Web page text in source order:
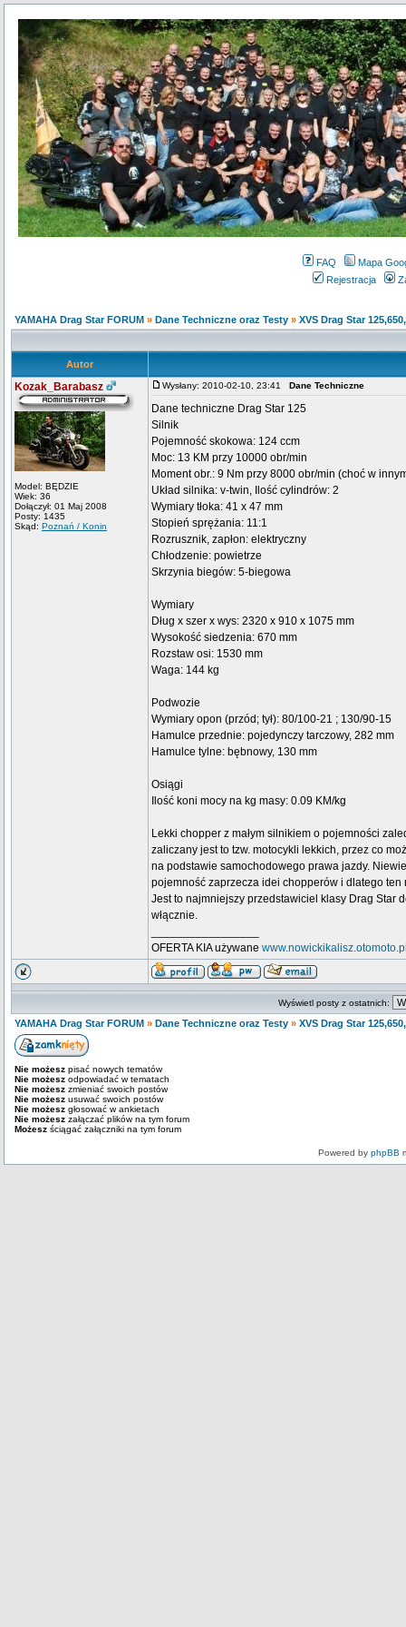
FAQ
Mapa
Rejestracja
YAMAHA Drag Star FORUM » Dane Techniczne oraz Testy » XVS Drag Star
Autor
Kozak_Barabasz
Model: BĘDZIE
Wiek: 36
Dołączył: 01 Maj 2008
Posty: 1435
Skąd: Poznań / Konin
Wysłany: 2010-02-10, 23:41 Dane Techniczne
Dane techniczne Drag Star 125
Silnik
Pojemność skokowa: 124 ccm
Moc: 13 KM przy 10000 obr/min
Moment obr.: 9 Nm przy 8000 obr/min (choć w
Układ silnika: v-twin, Ilość cylindrów: 2
Wymiary tłoka: 41 x 47 mm
Stopień sprężania: 11:1
Rozrusznik, zapłon: elektryczny
Chłodzenie: powietrze
Skrzynia biegów: 5-biegowa
Wymiary
Dług x szer x wys: 2320 x 910 x 1075 mm
Wysokość siedzenia: 670 mm
Rozstaw osi: 1530 mm
Waga: 144 kg
Podwozie
Wymiary opon (przód; tył): 80/100-21 ; 130/90-15
Hamulce przednie: pojedynczy tarczowy, 282 mm
Hamulce tylne: bębnowy, 130 mm
Osiągi
Ilość koni mocy na kg masy: 0.09 KM/kg
Lekki chopper z małym silnikiem o pojemności
zaliczany jest to tzw. motocykli lekkich, przez co
na podstawie samochodowego prawa jazdy.
pojemność zaprzecza idei chopperów i dlatego
Jest to najmniejszy przedstawiciel klasy Drag Star
włącznie.
OFERTA KIA używane
Wyświetl posty z ostatnich:
YAMAHA Drag Star FORUM » Dane Techniczne oraz Testy » XVS Drag Star
Nie możesz pisać nowych tematów
Nie możesz odpowiadać w tematach
Nie możesz zmieniać swoich postów
Nie możesz usuwać swoich postów
Nie możesz głosować w ankietach
Nie możesz załączać plików na tym forum
Możesz ściągać załączniki na tym forum
Powered by phpBB